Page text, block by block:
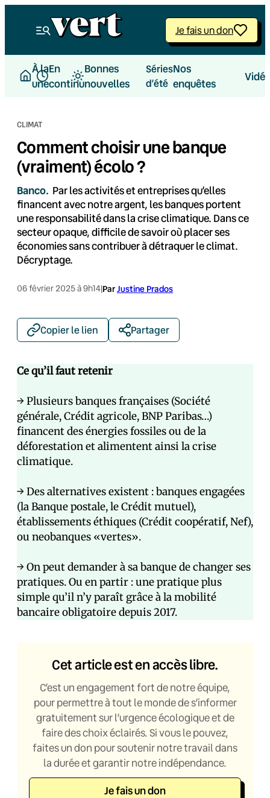
Je fais un don
À la
une
En
continu
Bonnes
nouvelles
Séries
d’été
Nos
enquêtes
CLIMAT
Comment choisir une banque
(vraiment) écolo ?
Banco. Par les activités et entreprises qu’elles
financent avec notre argent, les banques portent
une responsabilité dans la crise climatique. Dans ce
secteur opaque, difficile de savoir où placer ses
économies sans contribuer à détraquer le climat.
Décryptage.
06 février 2025 à 9h14|ParJustine Prados
Copier le lien Partager
Ce qu’il faut retenir
→ Plusieurs banques françaises (Société
générale, Crédit agricole, BNP Paribas…)
financent des énergies fossiles ou de la
déforestation et alimentent ainsi la crise
climatique.
→ Des alternatives existent : banques engagées
(la Banque postale, le Crédit mutuel),
établissements éthiques (Crédit coopératif, Nef),
ou neobanques «vertes».
→ On peut demander à sa banque de changer ses
pratiques. Ou en partir : une pratique plus
simple qu’il n’y paraît grâce à la mobilité
bancaire obligatoire depuis 2017.
Cet article est en accès libre.
C’est un engagement fort de notre équipe,
pour permettre à tout le monde de s’informer
gratuitement sur l’urgence écologique et de
faire des choix éclairés. Si vous le pouvez,
faites un don pour soutenir notre travail dans
la durée et garantir notre indépendance.
Je fais un don